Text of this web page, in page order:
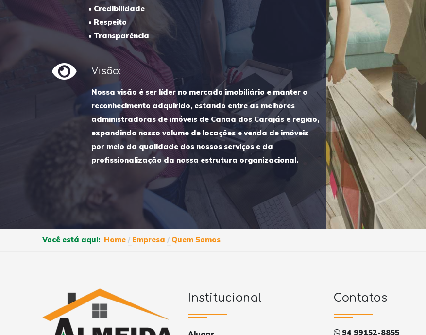
• Credibilidade
• Respeito
• Transparência
Visão:
Nossa visão é ser líder no mercado imobiliário e manter o
reconhecimento adquirido, estando entre as melhores
administradoras de imóveis de Canaã dos Carajás e região,
expandindo nosso volume de locações e venda de imóveis
por meio da qualidade dos nossos serviços e da
profissionalização da nossa estrutura organizacional.
Você está aqui: Home Empresa Quem Somos
Institucional Contatos
94 99152-8855